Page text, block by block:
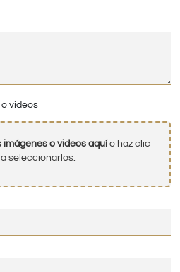
vídeos
o videos aquío haz clic
seleccionarlos.